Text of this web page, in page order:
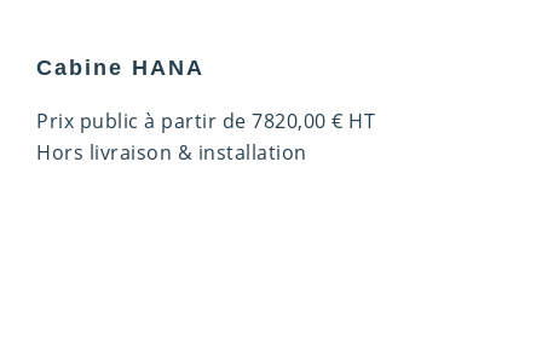
Cabine HANA
Prix public à partir de 7820,00 € HT
Hors livraison & installation